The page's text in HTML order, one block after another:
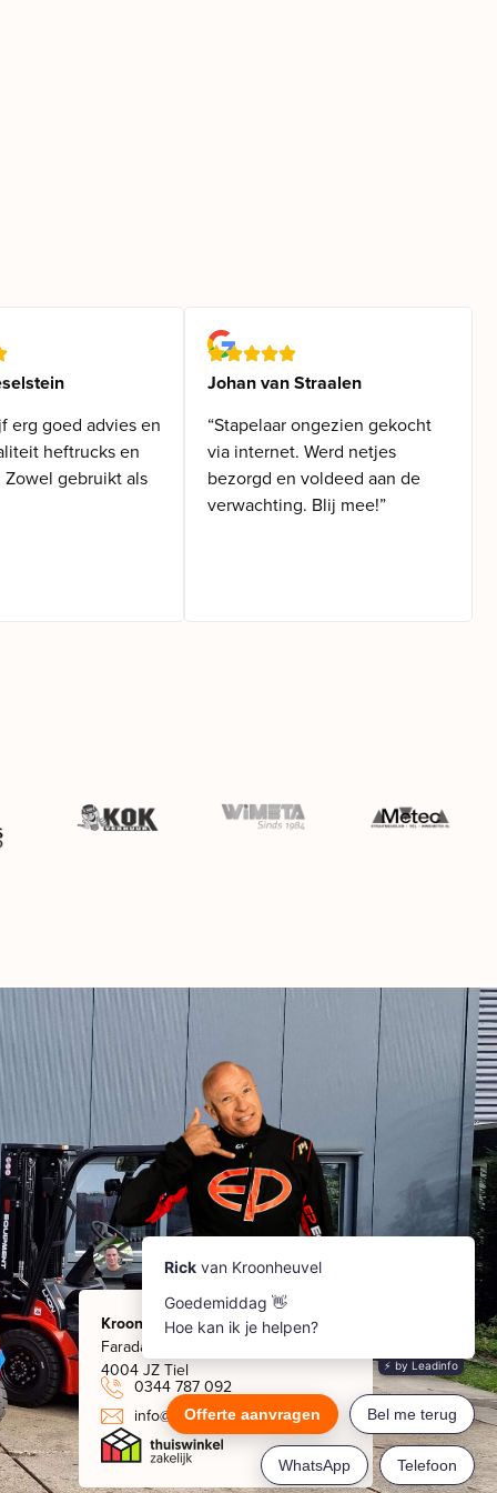
erg goed advies en
heftrucks en
Zowel gebruikt als
Johan van Straalen
“Stapelaar ongezien gekocht
via internet. Werd netjes
bezorgd en voldeed aan de
verwachting. Blij mee!”
Kroonheuvel
Faradaystraat 8
4004 JZ Tiel
0344 787 092
info@kroonheuvel.nl